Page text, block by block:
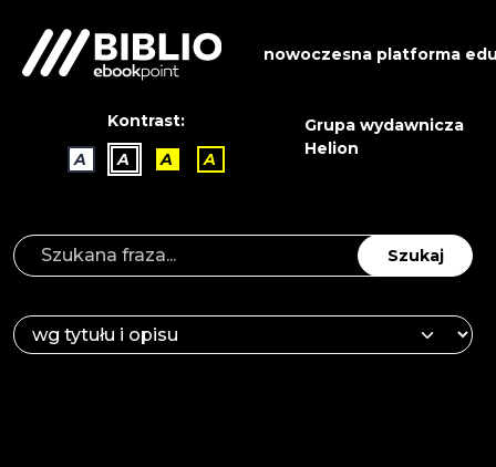
nowoczesna platforma
Kontrast:
A
A A A
Grupa wydawnicza
Helion
Szukaj